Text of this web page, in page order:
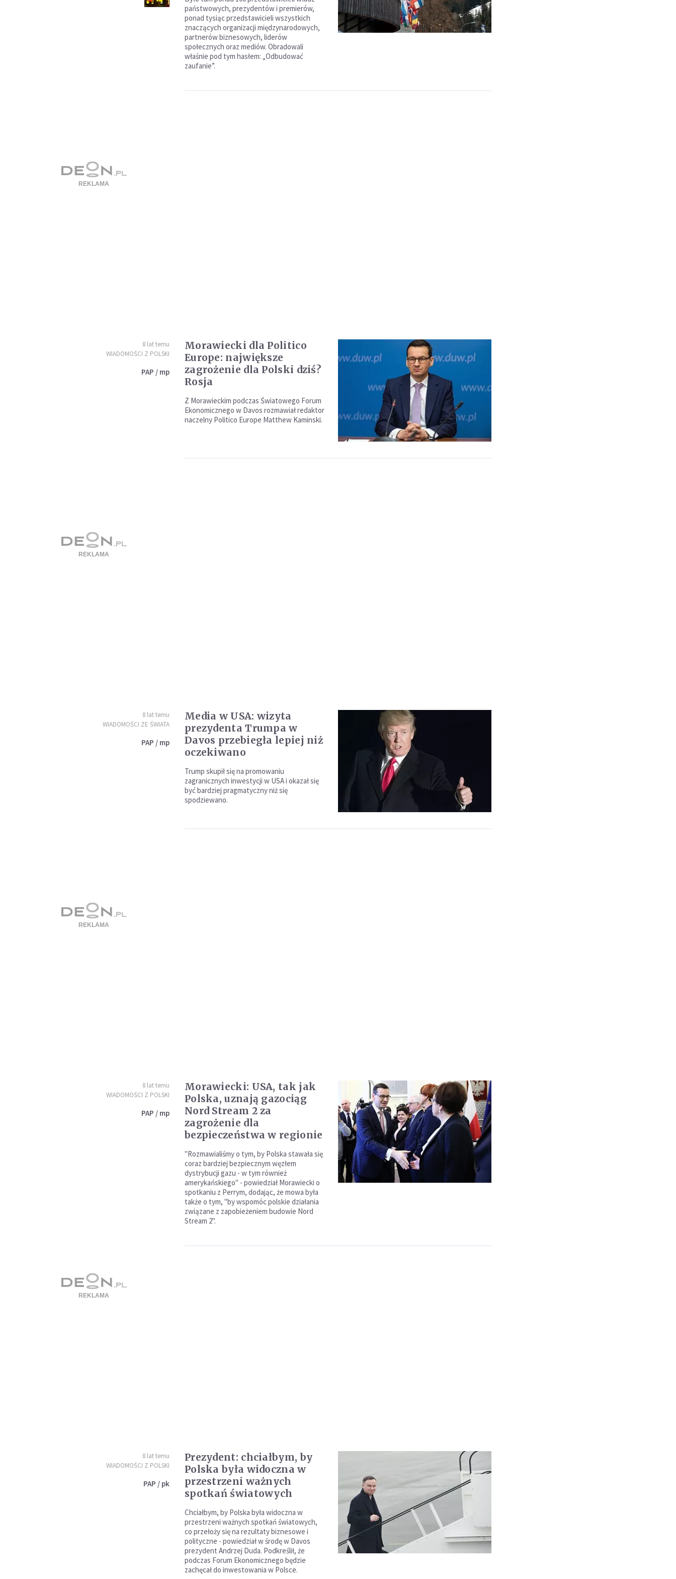
państwowych, prezydentów i premierów,
ponad tysiąc przedstawicieli wszystkich
znaczących organizacji międzynarodowych,
partnerów biznesowych, liderów
społecznych oraz mediów. Obradowali
właśnie pod tym hasłem: „Odbudować
zaufanie”.
8 lat temu
WIADOMOŚCI Z POLSKI
PAP / mp
Morawiecki dla Politico
Europe: największe
zagrożenie dla Polski dziś?
Rosja
Z Morawieckim podczas Światowego Forum
Ekonomicznego w Davos rozmawiał redaktor
naczelny Politico Europe Matthew Kaminski.
8 lat temu
WIADOMOŚCI ZE ŚWIATA
PAP / mp
Media w USA: wizyta
prezydenta Trumpa w
Davos przebiegła lepiej niż
oczekiwano
Trump skupił się na promowaniu
zagranicznych inwestycji w USA i okazał się
być bardziej pragmatyczny niż się
spodziewano.
8 lat temu
WIADOMOŚCI Z POLSKI
PAP / mp
Morawiecki: USA, tak jak
Polska, uznają gazociąg
Nord Stream 2 za
zagrożenie dla
bezpieczeństwa w regionie
"Rozmawialiśmy o tym, by Polska stawała się
coraz bardziej bezpiecznym węzłem
dystrybucji gazu - w tym również
amerykańskiego" - powiedział Morawiecki o
spotkaniu z Perrym, dodając, że mowa była
także o tym, "by wspomóc polskie działania
związane z zapobieżeniem budowie Nord
Stream 2".
8 lat temu
WIADOMOŚCI Z POLSKI
PAP / pk
Prezydent: chciałbym, by
Polska była widoczna w
przestrzeni ważnych
spotkań światowych
Chciałbym, by Polska była widoczna w
przestrzeni ważnych spotkań światowych,
co przełoży się na rezultaty biznesowe i
polityczne - powiedział w środę w Davos
prezydent Andrzej Duda. Podkreślił, że
podczas Forum Ekonomicznego będzie
zachęcał do inwestowania w Polsce.